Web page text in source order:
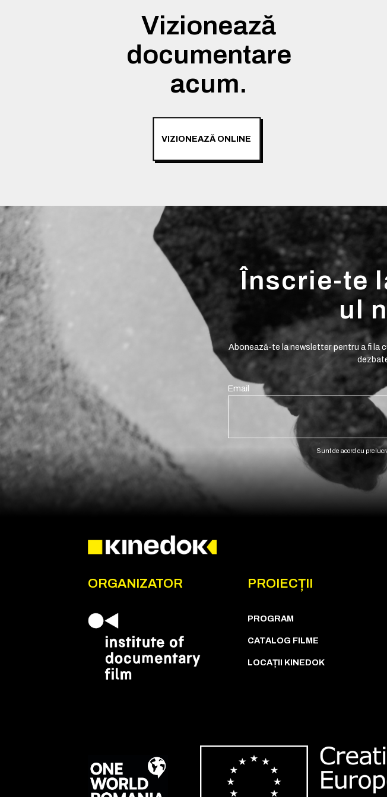
Vizionează
documentare
acum.
VIZIONEAZĂ ONLINE
Înscrie-te
ul
Abonează-te la newsletter pentru a fi la
Email
Sunt de acord cu
ORGANIZATOR PROIECȚII
PROGRAM
CATALOG FILME
LOCAȚII KINEDOK